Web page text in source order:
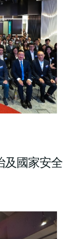
及國家安全